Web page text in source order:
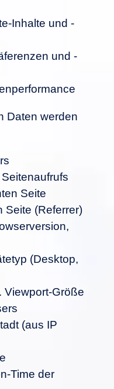
Inhalte und -
und -
Daten werden
Seite
Seite (Referrer)
(Desktop,
Viewport-Größe
(aus IP
Time der